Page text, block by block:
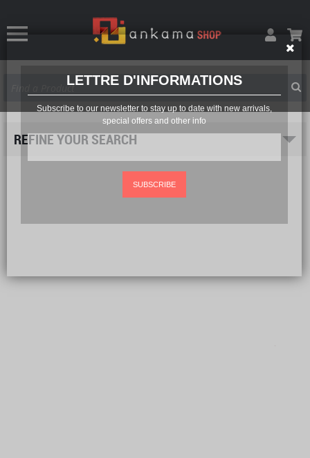
LETTRE D'INFORMATIONS
Subscribe to our newsletter to stay up to date with new arrivals,
special offers and other info
SUBSCRIBE
REFINE YOUR SEARCH